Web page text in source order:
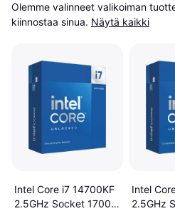
Olemme valinneet valikoiman
kiinnostaa sinua. Näytä kaikki
Intel Core i7 14700KF
2.5GHz Socket 1700
Intel
2.5GHz